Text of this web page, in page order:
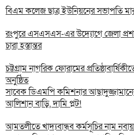
বিএম কলেজ ছাত্র ইউনিয়নের সভাপতি
রংপুরে এসএসএস-এর উদ্যোগে জেলা
চারা হস্তান্তর
চট্টগ্রাম নাগরিক ফোরামের
অনুষ্ঠিত
সাবেক ডিএমপি কমিশনার
আলিশান বাড়ি, দামি প্লট!
আমতলীতে খাদ্যবান্ধব কর্মসূচির নাম